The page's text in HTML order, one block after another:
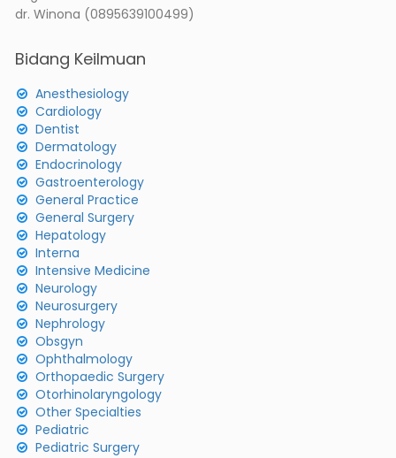
dr. Winona (0895639100499)
Bidang Keilmuan
Anesthesiology
Cardiology
Dentist
Dermatology
Endocrinology
Gastroenterology
General Practice
General Surgery
Hepatology
Interna
Intensive Medicine
Neurology
Neurosurgery
Nephrology
Obsgyn
Ophthalmology
Orthopaedic Surgery
Otorhinolaryngology
Other Specialties
Pediatric
Pediatric Surgery